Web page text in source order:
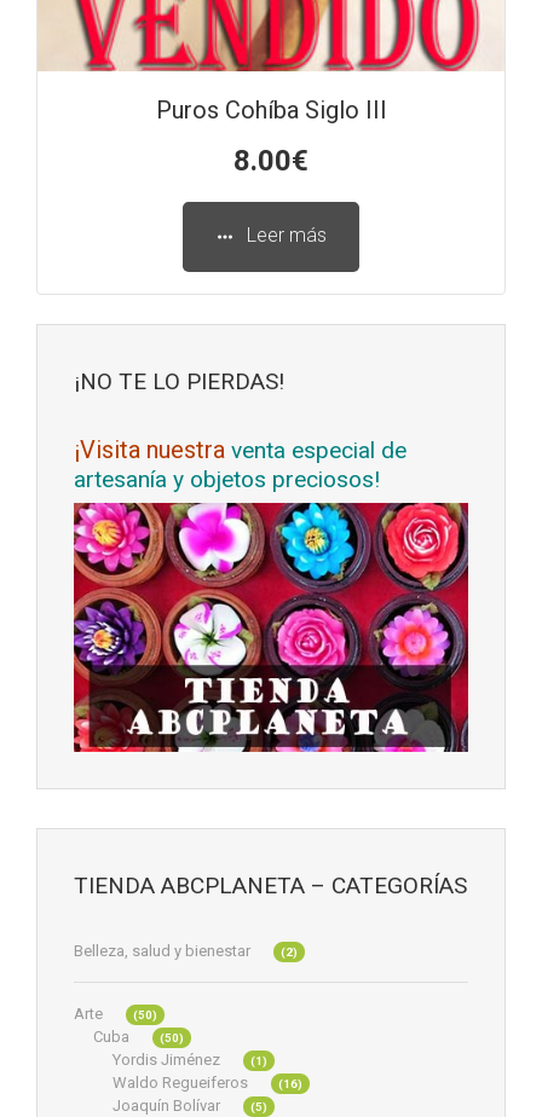
Puros Cohíba Siglo III
8.00€
Leer más
¡NO TE LO PIERDAS!
¡Visita nuestra venta especial de
artesanía y objetos preciosos!
TIENDA ABCPLANETA – CATEGORÍAS
Belleza, salud y bienestar (2)
Arte (50)
Cuba (50)
Yordis Jiménez (1)
Waldo Regueiferos (16)
Joaquín Bolívar (5)